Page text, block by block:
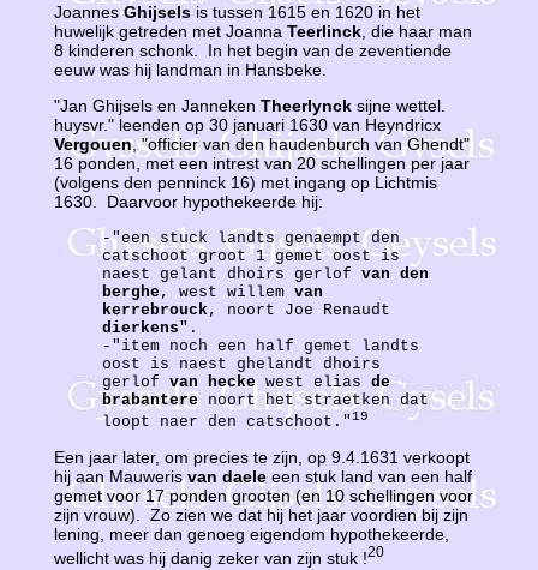
JoannesGhijselsis tussen 1615 en 1620 in het
huwelijk getreden met Joanna Teerlinck, die haar man
8 kinderen schonk. In het begin van de zeventiende
eeuw was hij landman in Hansbeke.
"Jan Ghijsels en Janneken Theerlyncksijne wettel.
huysvr." leenden op 30 januari 1630 van Heyndricx
Vergouen, "officier van den haudenburch van Ghendt"
16 ponden, met een intrest van 20 schellingen per jaar
(volgens den penninck 16) met ingang op Lichtmis
1630. Daarvoor hypothekeerde hij:
-"een stuck landts genaempt den
catschoot groot 1 gemet oost is
naest gelant dhoirs gerlof van den
berghe, west willem van
kerrebrouck, noort Joe Renaudt
dierkens".
-"item noch een half gemet landts
oost is naest ghelandt dhoirs
gerlof van heckewest elias de
brabanterenoort het straetken dat
loopt naer den catschoot."19
Een jaar later, om precies te zijn, op 9.4.1631 verkoopt
hij aan Mauwerisvan daeleeen stuk land van een half
gemet voor 17 ponden grooten (en 10 schellingen voor
zijn vrouw). Zo zien we dat hij het jaar voordien bij zijn
lening, meer dan genoeg eigendom hypothekeerde,
wellicht was hij danig zeker van zijn stuk !20